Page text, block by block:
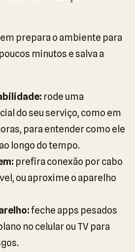
prepara o ambiente para
minutos e salva a
rode uma
do seu serviço, como em
para entender como ele
longo do tempo.
prefira conexão por cabo
ou aproxime o aparelho
feche apps pesados
no celular ou TV para